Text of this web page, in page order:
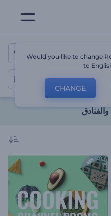
والأغذية
Would you like to change
to
CHANGE